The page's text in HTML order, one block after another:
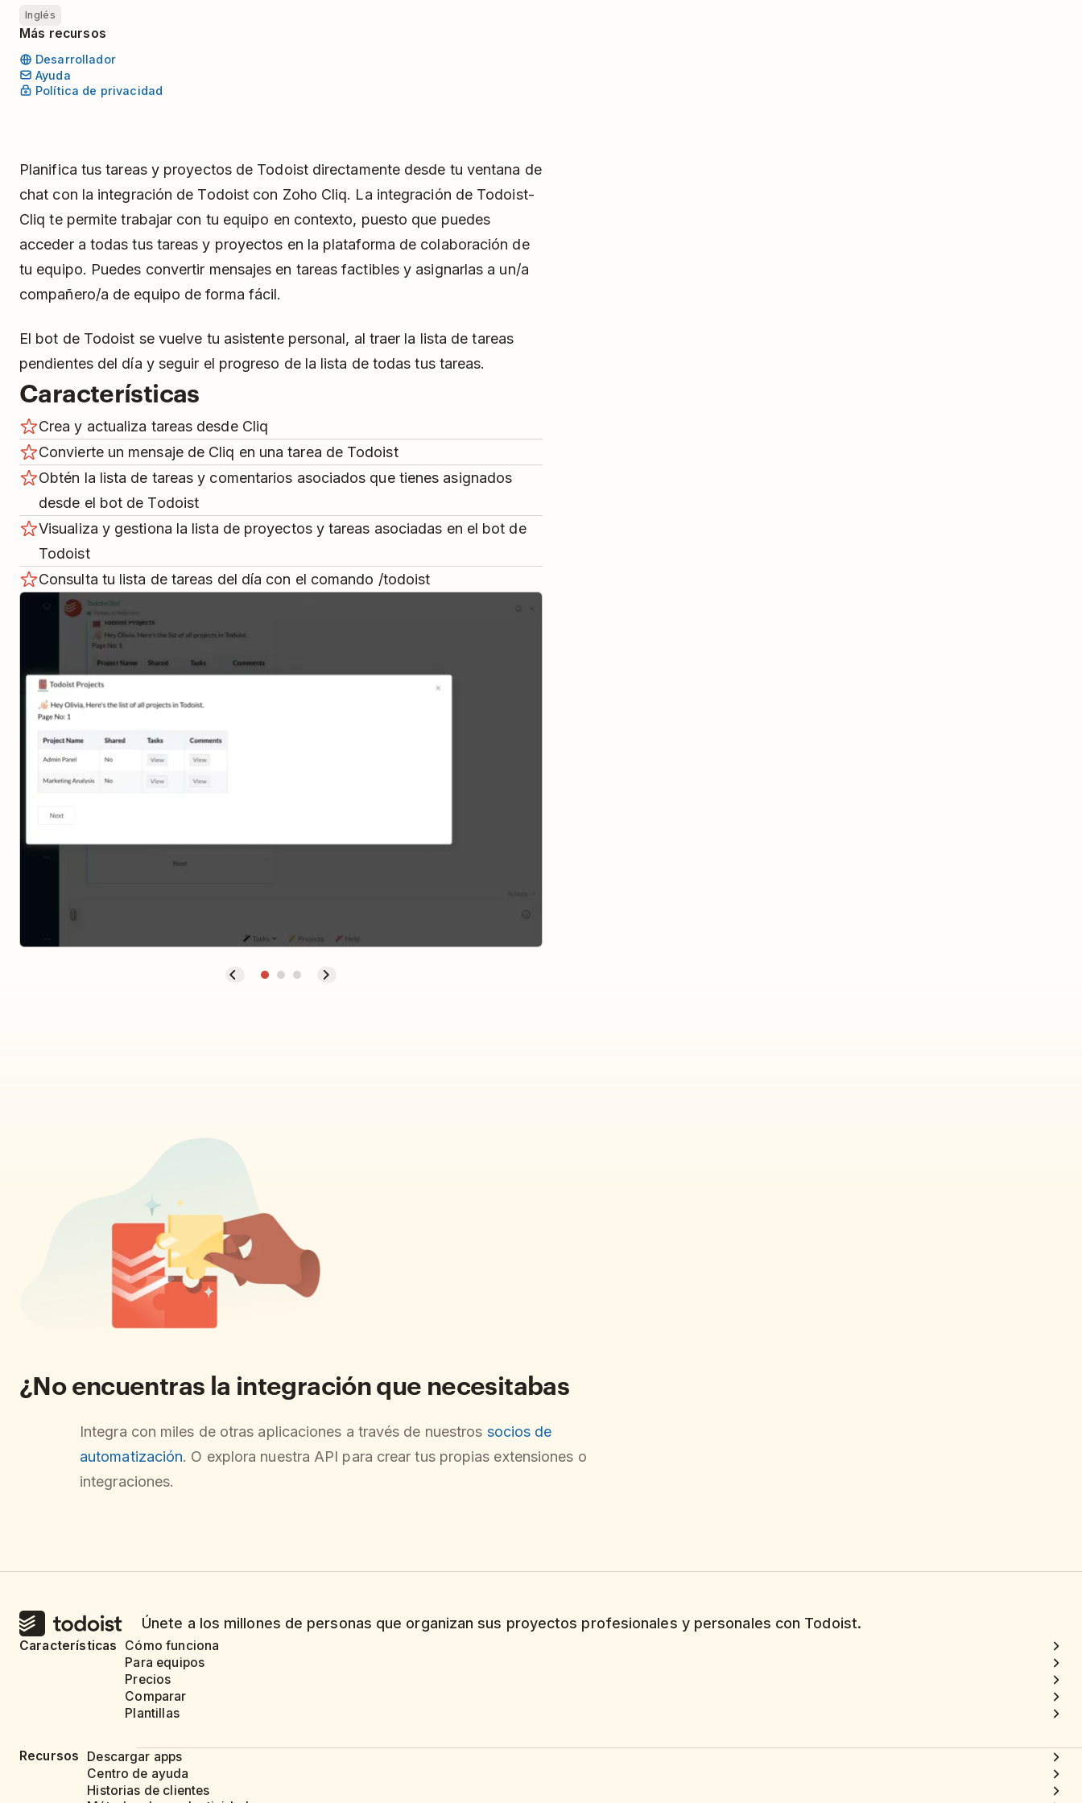
Inglés
Más recursos
Desarrollador
Ayuda
Política de privacidad
Planifica tus tareas y proyectos de Todoist directamente desde tu ventana de
chat con la integración de Todoist con Zoho Cliq. La integración de Todoist-
Cliq te permite trabajar con tu equipo en contexto, puesto que puedes
acceder a todas tus tareas y proyectos en la plataforma de colaboración de
tu equipo. Puedes convertir mensajes en tareas factibles y asignarlas a un/a
compañero/a de equipo de forma fácil.
El bot de Todoist se vuelve tu asistente personal, al traer la lista de tareas
pendientes del día y seguir el progreso de la lista de todas tus tareas.
Características
Crea y actualiza tareas desde Cliq
Convierte un mensaje de Cliq en una tarea de Todoist
Obtén la lista de tareas y comentarios asociados que tienes asignados
desde el bot de Todoist
Visualiza y gestiona la lista de proyectos y tareas asociadas en el bot de
Todoist
Consulta tu lista de tareas del día con el comando /todoist
¿No encuentras la integración que necesitabas
Integra con miles de otras aplicaciones a través de nuestros socios de
automatización. O explora nuestra API para crear tus propias extensiones o
integraciones.
Únete a los millones de personas que organizan sus proyectos profesionales y personales con Todoist.
Características
Cómo funciona
Para equipos
Precios
Comparar
Plantillas
Recursos
Descargar apps
Centro de ayuda
Historias de clientes